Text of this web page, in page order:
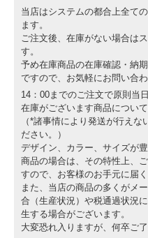
当店はシステムの都合上全て
ます。
ご注文後、在庫がない場合は
す。
予め在庫商品の在庫確認・納
ですので、お気軽にお問い合わ
14：00までのご注文で原則当
在庫がございます商品につい
（*諸事情により発送が行え
ださい。）
デザイン、カラー、サイズが
商品の場合は、その特性上、
すので、お客様のお手元に届
また、当店の商品の多くがメ
合（生産状況）や税通過状況
生する場合がございます。
大変恐れ入りますが、何卒ご